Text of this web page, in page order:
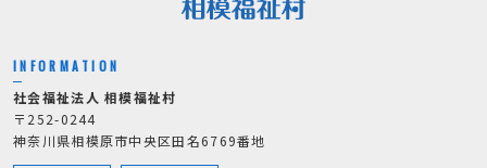
INFORMATION
社会福祉法人 相模福祉村
〒252-0244
神奈川県相模原市中央区田名6769番地